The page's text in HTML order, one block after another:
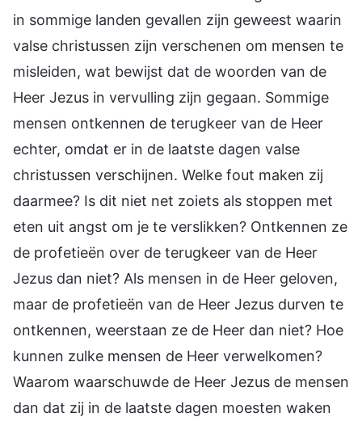
in sommige landen gevallen zijn geweest waarin
valse christussen zijn verschenen om mensen te
misleiden, wat bewijst dat de woorden van de
Heer Jezus in vervulling zijn gegaan. Sommige
mensen ontkennen de terugkeer van de Heer
echter, omdat er in de laatste dagen valse
christussen verschijnen. Welke fout maken zij
daarmee? Is dit niet net zoiets als stoppen met
eten uit angst om je te verslikken? Ontkennen ze
de profetieën over de terugkeer van de Heer
Jezus dan niet? Als mensen in de Heer geloven,
maar de profetieën van de Heer Jezus durven te
ontkennen, weerstaan ze de Heer dan niet? Hoe
kunnen zulke mensen de Heer verwelkomen?
Waarom waarschuwde de Heer Jezus de mensen
dan dat zij in de laatste dagen moesten waken